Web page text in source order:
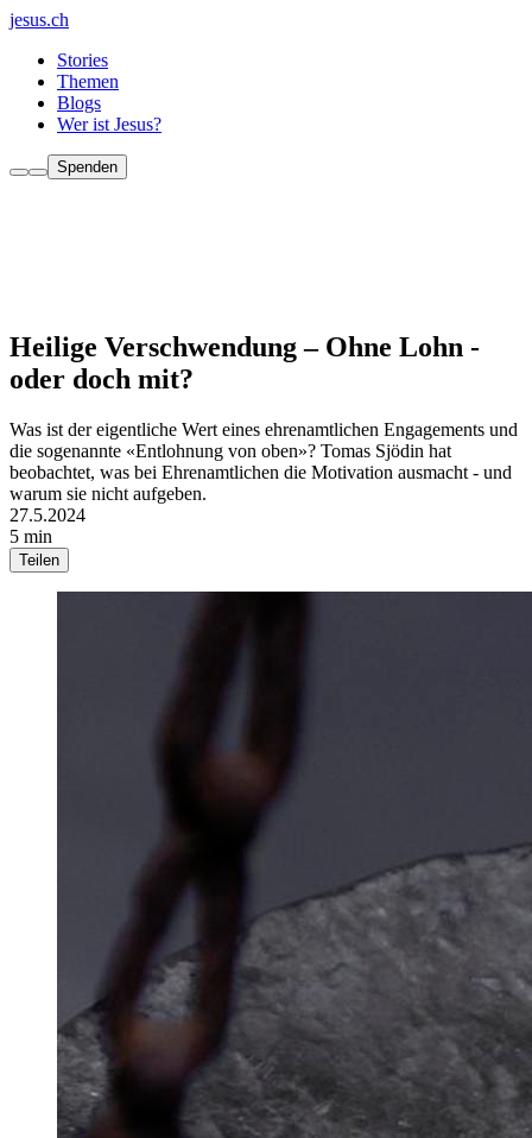
jesus.ch
Stories
Themen
Blogs
Wer ist Jesus?
Spenden
Heilige Verschwendung – Ohne Lohn -
oder doch mit?
Was ist der eigentliche Wert eines ehrenamtlichen Engagements und
die sogenannte «Entlohnung von oben»? Tomas Sjödin hat
beobachtet, was bei Ehrenamtlichen die Motivation ausmacht - und
warum sie nicht aufgeben.
27.5.2024
5 min
Teilen